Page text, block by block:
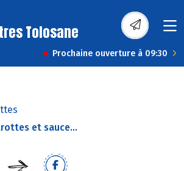
Tolosane
Prochaine ouverture à 09:30
et sauce...